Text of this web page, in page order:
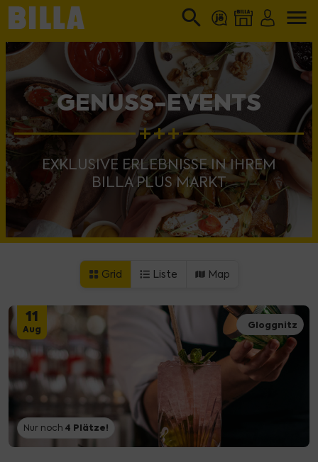
search menu
GENUSS-EVENTS
EXKLUSIVE ERLEBNISSE IN IHREM
BILLA PLUS MARKT
11
Aug Gloggnitz
Nur noch 4 Plätze!
Grid Liste Map